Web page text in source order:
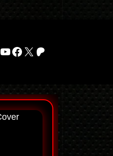
YouTube
Facebook
X Patreon